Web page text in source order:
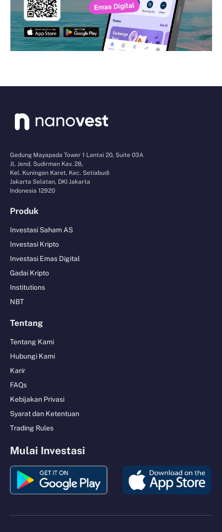
Gedung Mayapada Tower 1 Lantai 20, Suite 03A
Jl. Jend. Sudirman Kav. 28,
Kel. Kuningan Karet, Kec. Setiabudi
Jakarta Selatan, DKI Jakarta
Indonesia 12920
Produk
Investasi Saham AS
Investasi Kripto
Investasi Emas Digital
Gadai Kripto
Institutions
NBT
Tentang
Tentang Kami
Hubungi Kami
Karir
FAQs
Kebijakan Privasi
Syarat dan Ketentuan
Trading Rules
Mulai Investasi